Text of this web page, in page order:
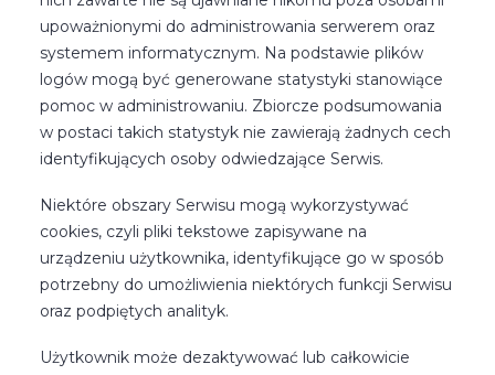
upoważnionymi do administrowania serwerem oraz
systemem informatycznym. Na podstawie plików
logów mogą być generowane statystyki stanowiące
pomoc w administrowaniu. Zbiorcze podsumowania
w postaci takich statystyk nie zawierają żadnych cech
identyfikujących osoby odwiedzające Serwis.
Niektóre obszary Serwisu mogą wykorzystywać
cookies, czyli pliki tekstowe zapisywane na
urządzeniu użytkownika, identyfikujące go w sposób
potrzebny do umożliwienia niektórych funkcji Serwisu
oraz podpiętych analityk.
Użytkownik może dezaktywować lub całkowicie